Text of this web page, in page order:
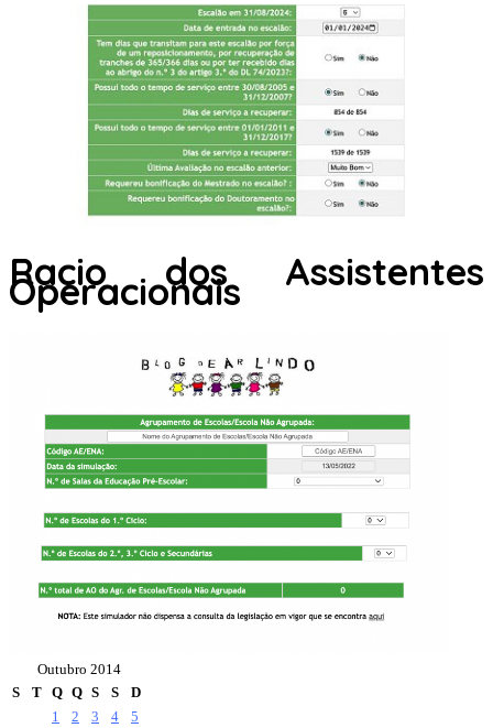
Racio dos Assistentes
Operacionais
Outubro 2014
S
T Q Q S S
D
1
2 3 4
5